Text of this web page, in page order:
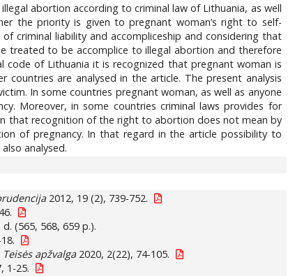
abortion according to criminal law of Lithuania, as well
the priority is given to pregnant woman’s right to self-
criminal liability and accompliceship and considering that
treated to be accomplice to illegal abortion and therefore
of Lithuania it is recognized that pregnant woman is
are analysed in the article. The present analysis
In some countries pregnant woman, as well as anyone
Moreover, in some countries criminal laws provides for
that recognition of the right to abortion does not mean by
of pregnancy. In that regard in the article possibility to
analysed.
2012, 19 (2), 739-752.
(565, 568, 659 p.).
Teisės apžvalga2020, 2(22), 74-105.
1-25.